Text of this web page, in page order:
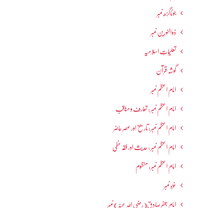
جوناگڑھ نمبر
ذوالنورین نمبر
تعلیماتِ اسلامیہ
گوشہ قرآن
امام اعظم نمبر
امام اعظم نمبر : تعارف و مناقب
امام اعظم نمبر: تاریخ اور عصرِ حاضر
امام اعظم نمبر : حدیث اور فقہ حنفی
امام اعظم نمبر: منظوم
غزہ نمبر
امام جعفرصادق(رضی اللہ عنہ) نمبر